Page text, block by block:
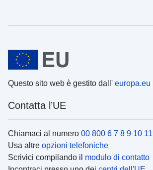
Questo sito web è gestito dall' europa.eu
Contatta l’UE
Chiamaci al numero 00 800 6 7 8 9 10 11
Usa altre opzioni telefoniche
Scrivici compilando il modulo di contatto